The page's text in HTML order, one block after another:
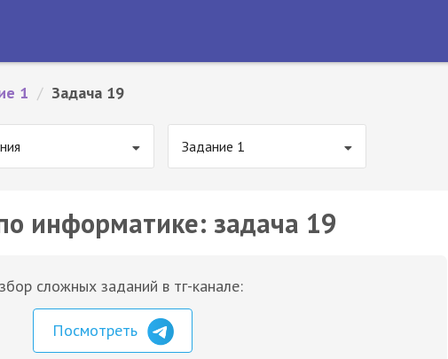
1 / Задача 19
Задание 1
информатике: задача 19
сложных заданий в тг-канале:
Посмотреть